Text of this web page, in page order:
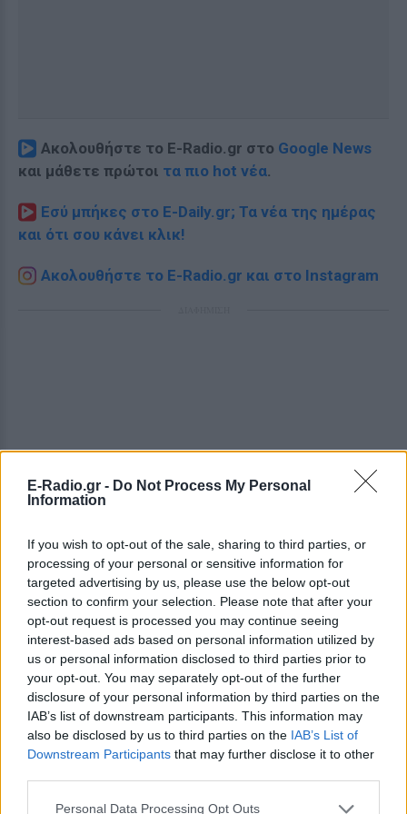
E-Radio.gr - Do Not Process My Personal
Information
If you wish to opt-out of the sale, sharing to third parties, or
processing of your personal or sensitive information for
targeted advertising by us, please use the below opt-out
section to confirm your selection. Please note that after your
opt-out request is processed you may continue seeing
interest-based ads based on personal information utilized by
us or personal information disclosed to third parties prior to
your opt-out. You may separately opt-out of the further
disclosure of your personal information by third parties on the
IAB’s list of downstream participants. This information may
also be disclosed by us to third parties on the IAB’s List of
Downstream Participants that may further disclose it to other
Personal Data Processing Opt Outs
Ακολουθήστε το E-Radio.gr στο Google News
και μάθετε πρώτοι τα πιο hot νέα.
Εσύ μπήκες στο E-Daily.gr; Τα νέα της ημέρας
και ότι σου κάνει κλικ!
Ακολουθήστε το E-Radio.gr και στο Instagram
ΔΕΙΤΕ ΕΠΙΣΗΣ
ΣΤΗΝ ΙΔΙΑ ΚΑΤΗΓΟΡΙΑ